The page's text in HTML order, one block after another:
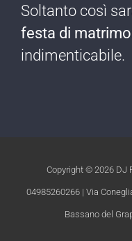
Soltanto così
festa di
indimenticabile.​
Copyright © 2026 DJ
04985260266 | Via
Bassano del